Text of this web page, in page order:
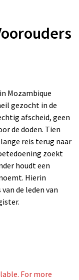
Mozambique
gezocht in de
afscheid, geen
de doden. Tien
reis terug naar
zoekt
houdt een
Hierin
de leden van
For more